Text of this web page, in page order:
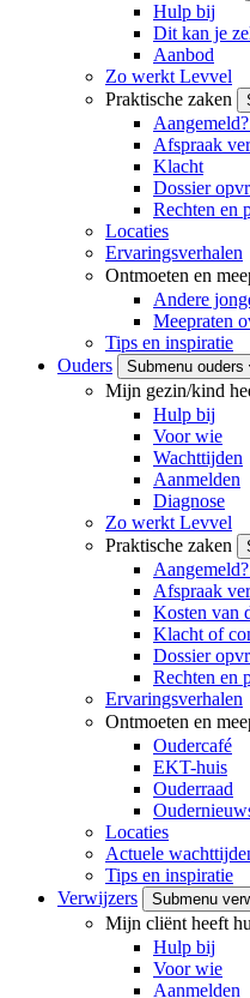
Hulp bij
Dit kan je
Aanbod
Zo werkt Levvel
Praktische zaken
Afspraak
Klacht
Dossier
Rechten en
Locaties
Ervaringsverhalen
Ontmoeten en
Andere
Meepraten
Tips en inspiratie
Ouders
Submenu ouders
Mijn gezin/kind
Hulp bij
Voor wie
Wachttijden
Aanmelden
Diagnose
Zo werkt Levvel
Praktische zaken
Afspraak
Kosten van
Klacht of
Dossier
Rechten en
Ervaringsverhalen
Ontmoeten en
Oudercafé
EKT-huis
Ouderraad
Locaties
Actuele
Tips en inspiratie
Verwijzers
Submenu
Mijn cliënt heeft
Hulp bij
Voor wie
Aanmelden